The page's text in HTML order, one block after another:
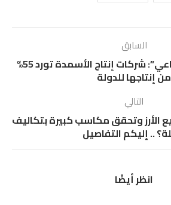
السابق
رئيس “الائتمان الزراعي”: شركات إنتاج الأسمدة تورد 55%
من إنتاجها للدولة
التالي
الأرز وتحقق مكاسب كبيرة بتكاليف
.. إليكم التفاصيل
انظر أيضًا